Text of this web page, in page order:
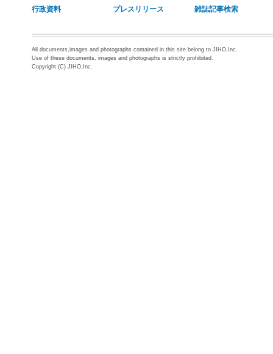
行政資料 プレスリリース 雑誌記事検索
All documents,images and photographs contained in this site belong to JIHO,Inc.
Use of these documents, images and photographs is strictly prohibited.
Copyright (C) JIHO,Inc.